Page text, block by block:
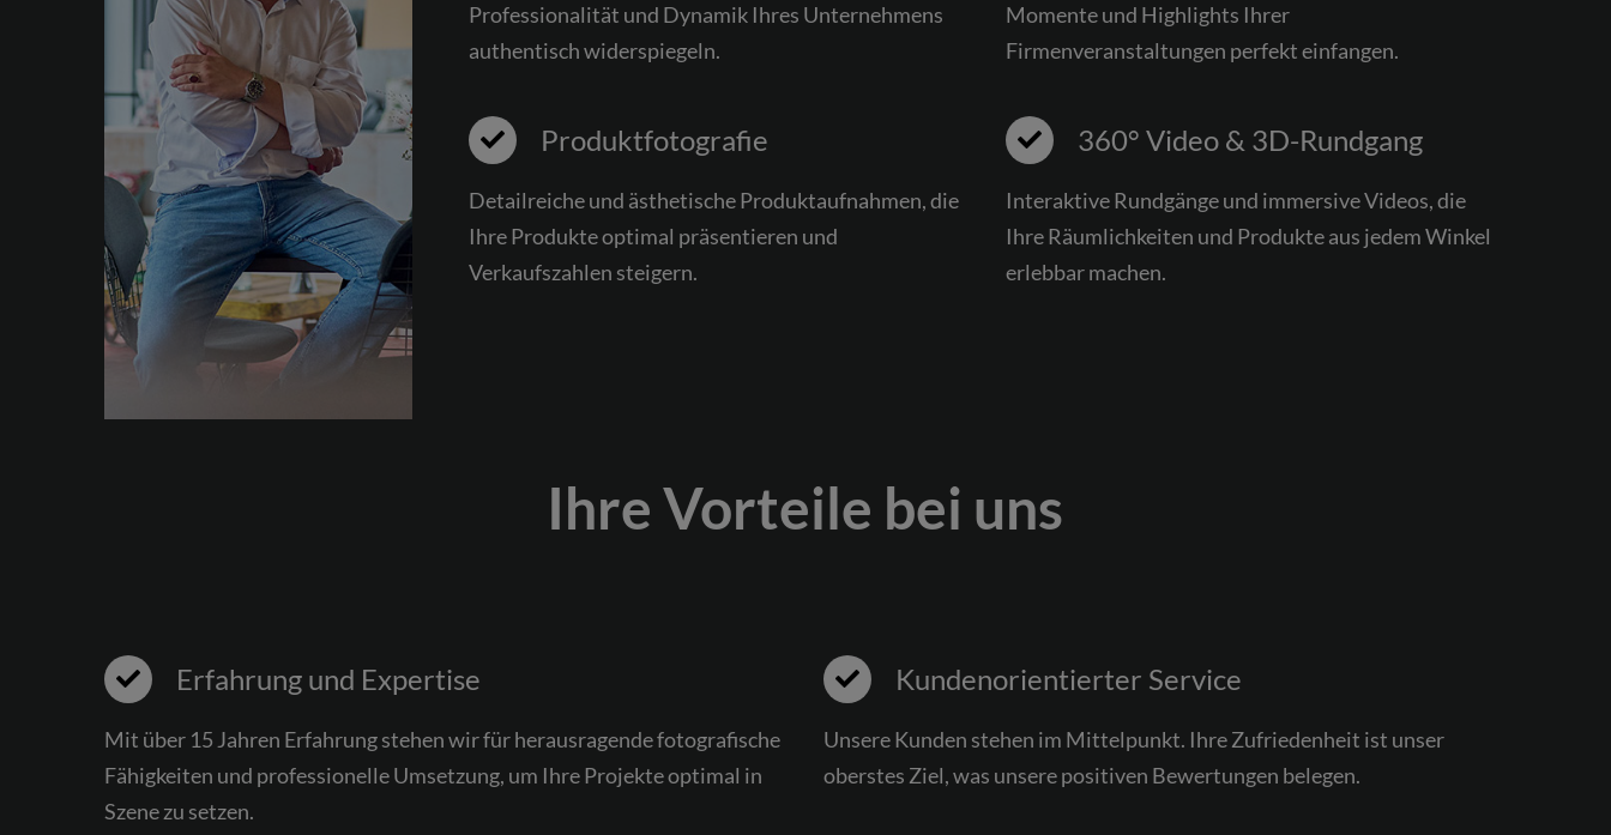
Professionalität und Dynamik Ihres Unternehmens
authentisch widerspiegeln.
Momente und Highlights Ihrer
Firmenveranstaltungen perfekt einfangen.
Produktfotografie
Detailreiche und ästhetische Produktaufnahmen, die
Ihre Produkte optimal präsentieren und
Verkaufszahlen steigern.
360° Video & 3D-Rundgang
Interaktive Rundgänge und immersive Videos, die
Ihre Räumlichkeiten und Produkte aus jedem Winkel
erlebbar machen.
Ihre Vorteile bei uns
Erfahrung und Expertise
Mit über 15 Jahren Erfahrung stehen wir für herausragende fotografische
Fähigkeiten und professionelle Umsetzung, um Ihre Projekte optimal in
Szene zu setzen.
Kundenorientierter Service
Unsere Kunden stehen im Mittelpunkt. Ihre Zufriedenheit ist unser
oberstes Ziel, was unsere positiven Bewertungen belegen.